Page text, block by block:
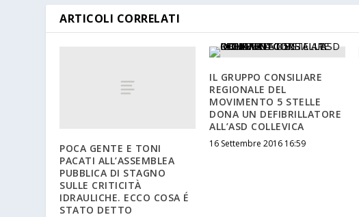
ARTICOLI CORRELATI
POCA GENTE E TONI
PACATI ALL’ASSEMBLEA
PUBBLICA DI STAGNO
SULLE CRITICITÀ
IDRAULICHE. ECCO COSA É
STATO DETTO
IL GRUPPO CONSILIARE
REGIONALE DEL
MOVIMENTO 5 STELLE
DONA UN DEFIBRILLATORE
ALL’ASD COLLEVICA
16 Settembre 2016 16:59